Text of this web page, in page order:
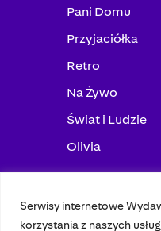
Serwisy internetowe
korzystania z naszych
Pani Domu
Przyjaciółka
Retro
Na Żywo
Świat i Ludzie
Olivia
© 2023 Bauer